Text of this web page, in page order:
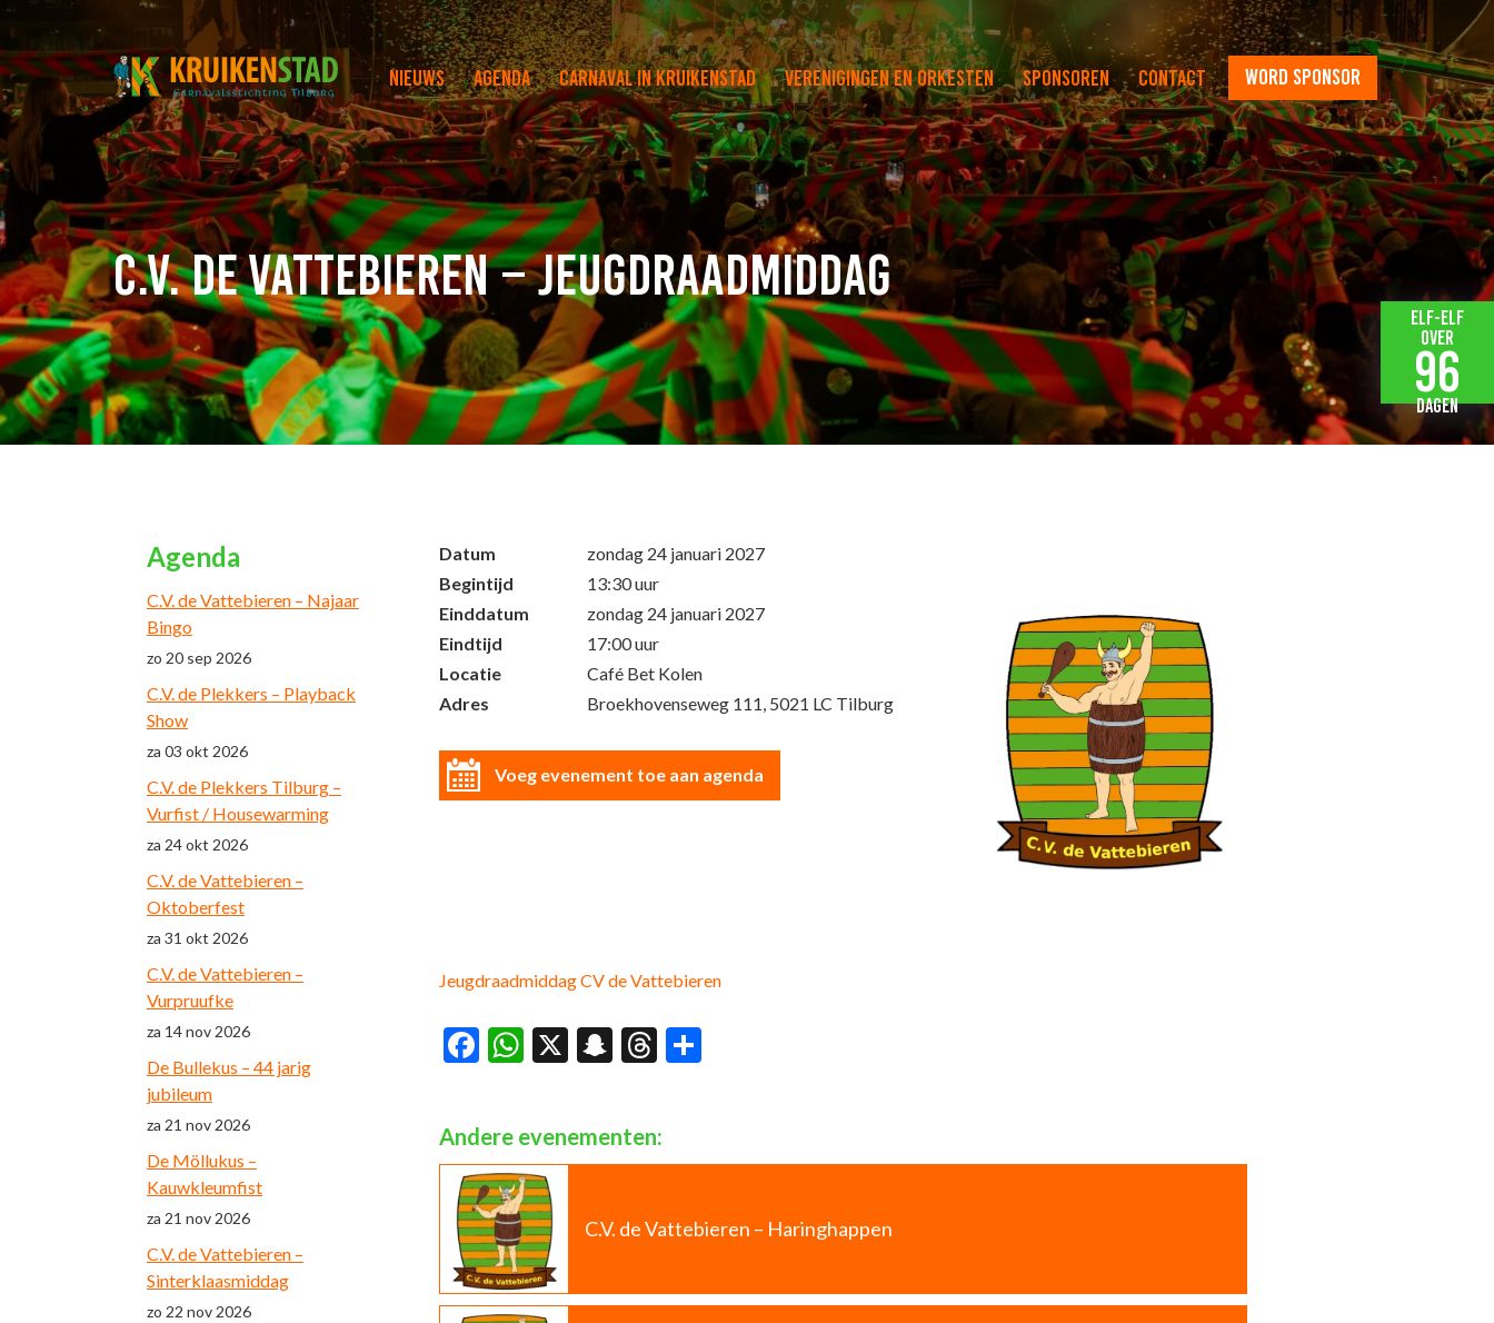
Nieuws Agenda Carnaval in Kruikenstad Verenigingen en orkesten Sponsoren Contact word sponsor
C.V. de Vattebieren – Jeugdraadmiddag
Agenda
C.V. de Vattebieren – Najaar
Bingo
zo 20 sep 2026
C.V. de Plekkers – Playback
Show
za 03 okt 2026
C.V. de Plekkers Tilburg –
Vurfist / Housewarming
za 24 okt 2026
C.V. de Vattebieren –
Oktoberfest
za 31 okt 2026
C.V. de Vattebieren –
Vurpruufke
za 14 nov 2026
De Bullekus – 44 jarig
jubileum
za 21 nov 2026
De Möllukus –
Kauwkleumfist
za 21 nov 2026
C.V. de Vattebieren –
Sinterklaasmiddag
zo 22 nov 2026
Datum
zondag 24 januari 2027
Begintijd
13:30 uur
Einddatum
zondag 24 januari 2027
Eindtijd
17:00 uur
Locatie
Café Bet Kolen
Adres
Broekhovenseweg 111, 5021 LC Tilburg
Voeg evenement toe aan agenda
Jeugdraadmiddag CV de Vattebieren
Facebook
WhatsApp
X Snapchat
Threads
Delen
Andere evenementen:
C.V. de Vattebieren – Haringhappen
Elf-elf
over
96
dagen